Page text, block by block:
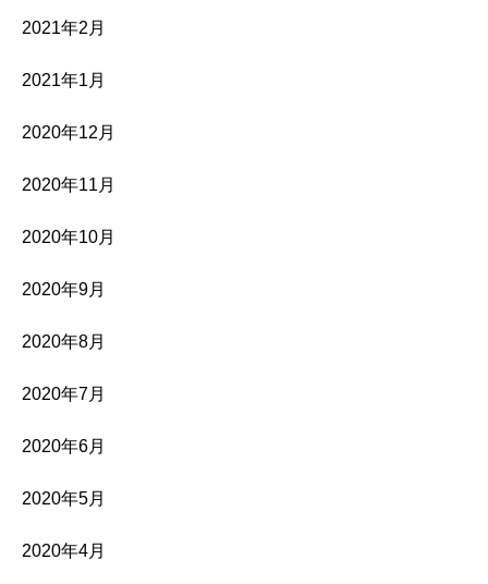
2021年2月
2021年1月
2020年12月
2020年11月
2020年10月
2020年9月
2020年8月
2020年7月
2020年6月
2020年5月
2020年4月